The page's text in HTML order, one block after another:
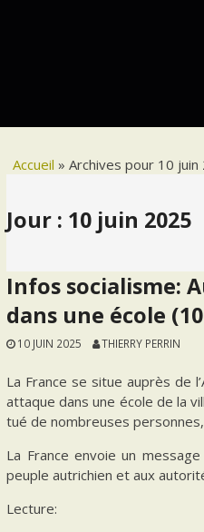
Accueil »Archives pour 10 juin
Jour : 10 juin 2025
Infos socialisme:
dans une école
10 JUIN 2025 THIERRY PERRIN
La France se situe auprès de
attaque dans une école de la
tué de nombreuses
La France envoie un
peuple autrichien et aux
Lecture: